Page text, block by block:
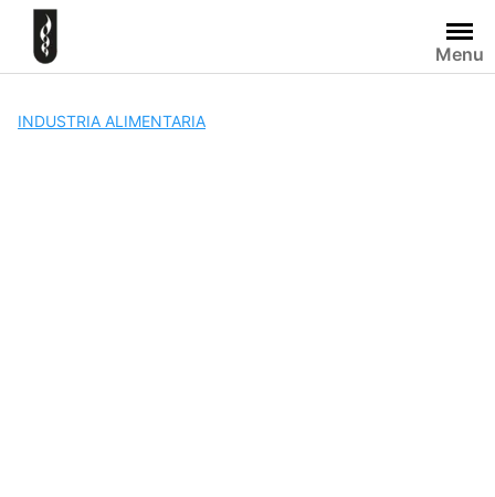
Skip
content
Menu
INDUSTRIA ALIMENTARIA